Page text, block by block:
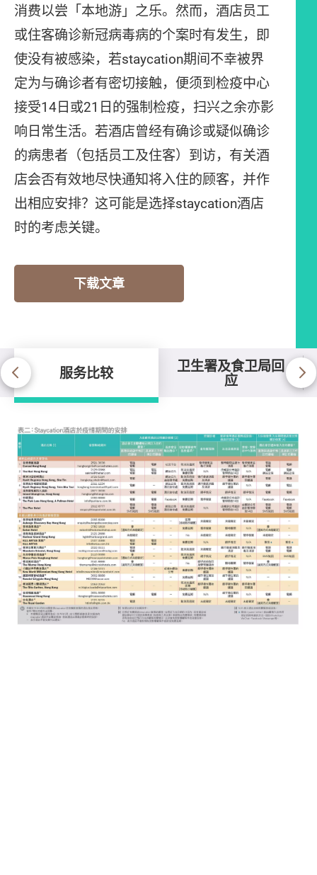
消费以尝「本地游」之乐。然而，酒店员工
或住客确诊新冠病毒病的个案时有发生，即
使没有被感染，若staycation期间不幸被界
定为与确诊者有密切接触，便须到检疫中心
接受14日或21日的强制检疫，扫兴之余亦影
响日常生活。若酒店曾经有确诊或疑似确诊
的病患者（包括员工及住客）到访，有关酒
店会否有效地尽快通知将入住的顾客，并作
出相应安排？这可能是选择staycation酒店
时的考虑关键。
下载文章
服务比较 卫生署及食卫局回
应
服务比较